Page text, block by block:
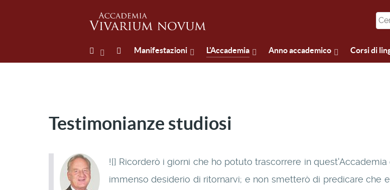
Manifestazioni L'Accademia Anno accademico Corsi di
Testimonianze studiosi
![] Ricorderò i giorni che ho potuto trascorrere in
immenso desiderio di ritornarvi; e non smetterò di predicare che